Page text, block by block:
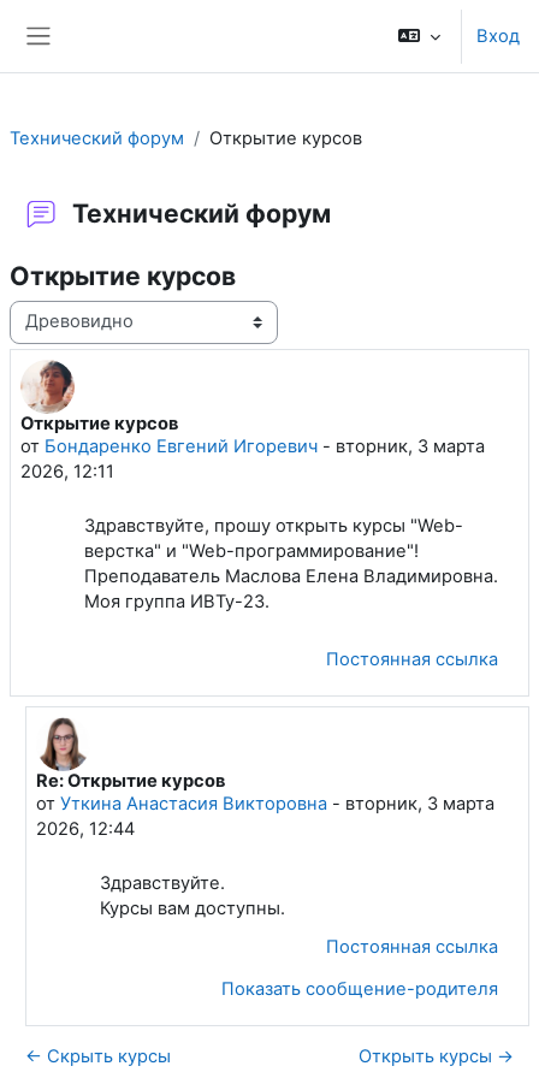
Вход
Технический форум Открытие курсов
Технический форум
Открытие курсов
Режим отображения
Открытие курсов
от Бондаренко Евгений Игоревич - вторник, 3 марта
2026, 12:11
Количество ответов: 1
Здравствуйте, прошу открыть курсы "Web-
верстка" и "Web-программирование"!
Преподаватель Маслова Елена Владимировна.
Моя группа ИВТу-23.
Постоянная ссылка
В ответ на Бондаренко Евгений Игоревич
Re: Открытие курсов
от Уткина Анастасия Викторовна- вторник, 3 марта
2026, 12:44
Здравствуйте.
Курсы вам доступны.
Постоянная ссылка
Показать сообщение-родителя
← Скрыть курсы Открыть курсы →